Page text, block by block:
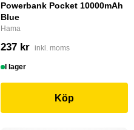
Powerbank Pocket 10000mAh
Blue
Hama
237 kr inkl. moms
I lager
Köp